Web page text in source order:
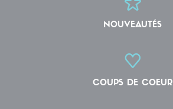
NOUVEAUTÉS
COUPS DE COEUR